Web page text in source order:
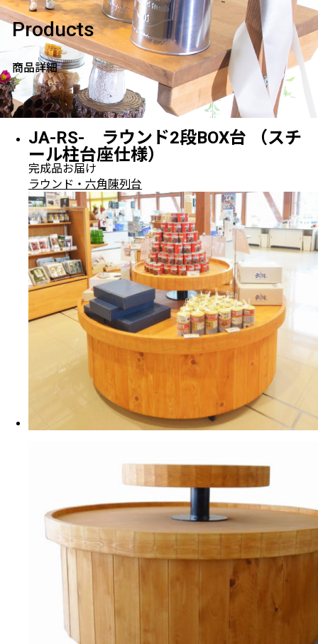
Products
商品詳細
JA-RS- ラウンド2段BOX台 （スチ
ール柱台座仕様）
完成品お届け
ラウンド・六角陳列台